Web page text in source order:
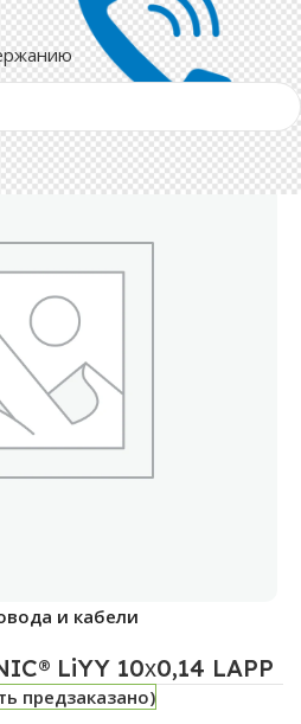
и кабели
LiYY 10х0,14 LAPP
предзаказано)